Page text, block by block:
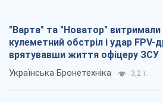
"Варта" та "Новатор" витримали
кулеметний обстріл і удар FPV-
врятувавши життя офіцеру ЗСУ
Українська Бронетехніка 3,2 т.